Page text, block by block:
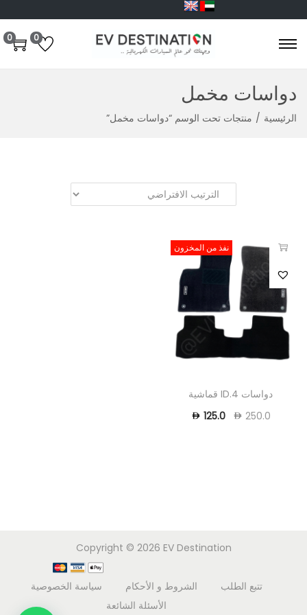
0
0
دواسات مخمل
الرئيسية / منتجات تحت الوسم “دواسات مخمل”
نفذ من المخزون
دواسات ID.4 قماشية
250.0
125.0
Copyright © 2026 EV Destination
تتبع الطلب الشروط و الأحكام
سياسة الخصوصية
الأسئلة الشائعة